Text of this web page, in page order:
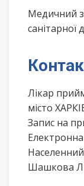
Медичний
санітарної
Лікар
місто
Запис на
Шашкова